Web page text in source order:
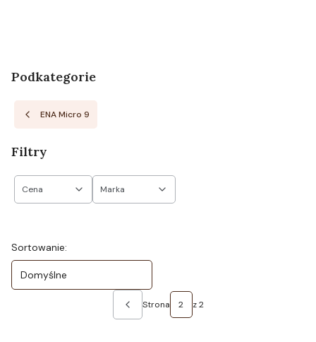
Podkategorie
ENA Micro 9
Filtry
Cena Marka
Lista produktów
Sortowanie:
Domyślne
Poprzednie produkty
Strona z 2